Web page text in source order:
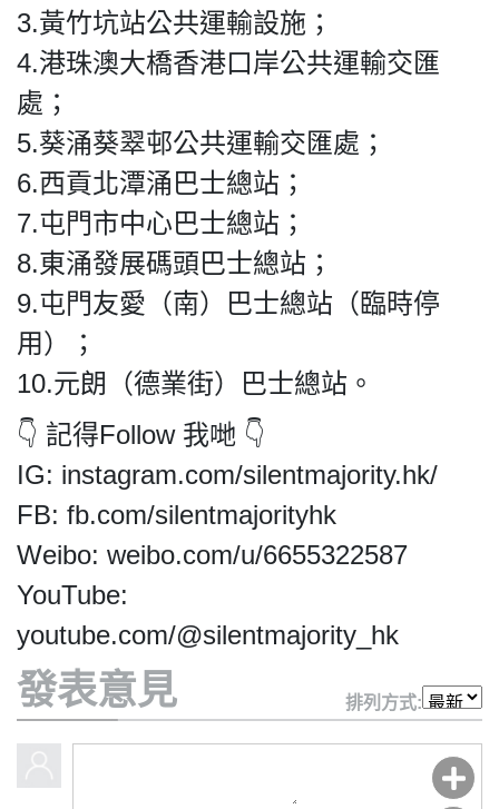
3.黃竹坑站公共運輸設施；
4.港珠澳大橋香港口岸公共運輸交匯
處；
5.葵涌葵翠邨公共運輸交匯處；
6.西貢北潭涌巴士總站；
7.屯門市中心巴士總站；
8.東涌發展碼頭巴士總站；
9.屯門友愛（南）巴士總站（臨時停
用）；
10.元朗（德業街）巴士總站。
👇 記得Follow 我哋 👇
IG: instagram.com/silentmajority.hk/
FB: fb.com/silentmajorityhk
Weibo: weibo.com/u/6655322587
YouTube:
youtube.com/@silentmajority_hk
發表意見 排列方式: